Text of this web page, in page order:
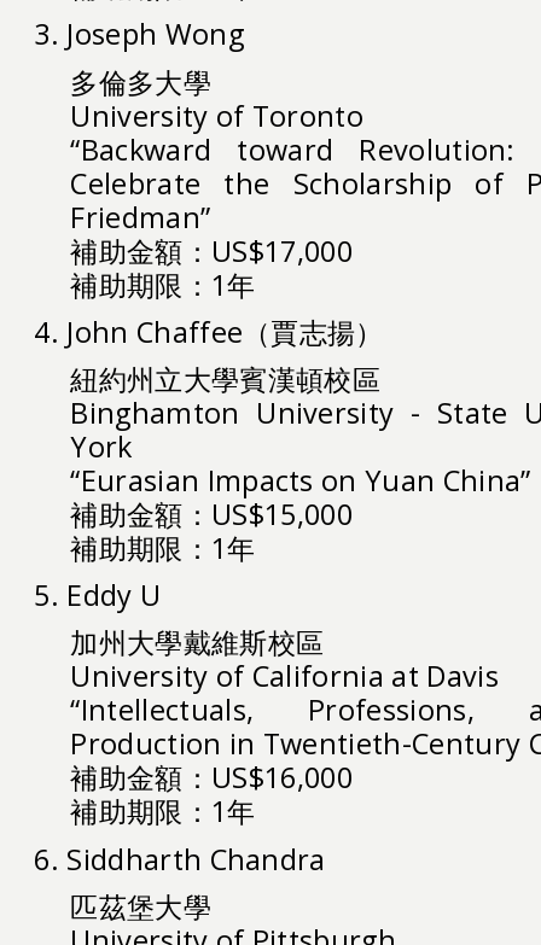
3. Joseph Wong
多倫多大學
University of Toronto
“Backward toward
Celebrate the Scholarship of
Friedman”
補助金額：US$17,000
補助期限：1年
4. John Chaffee（賈志揚）
紐約州立大學賓漢頓校區
Binghamton University - State
York
“Eurasian Impacts on Yuan China”
補助金額：US$15,000
補助期限：1年
5. Eddy U
加州大學戴維斯校區
University of California at Davis
“Intellectuals, Professions,
Production in Twentieth-Century
補助金額：US$16,000
補助期限：1年
6. Siddharth Chandra
匹茲堡大學